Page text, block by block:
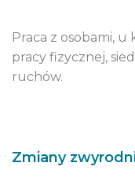
Praca z osobami,
pracy fizycznej,
ruchów.
Zmiany